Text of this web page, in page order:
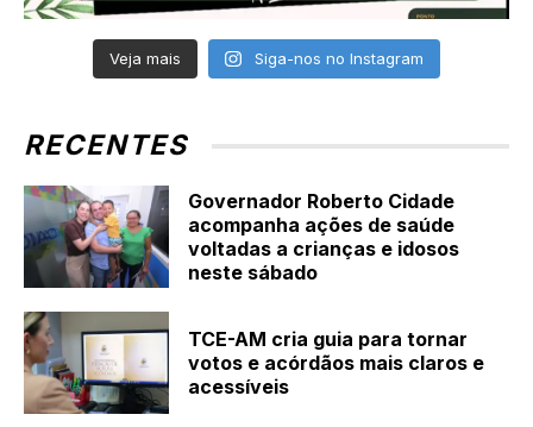
Veja mais Siga-nos no Instagram
RECENTES
Governador Roberto Cidade
acompanha ações de saúde
voltadas a crianças e idosos
neste sábado
TCE-AM cria guia para tornar
votos e acórdãos mais claros e
acessíveis